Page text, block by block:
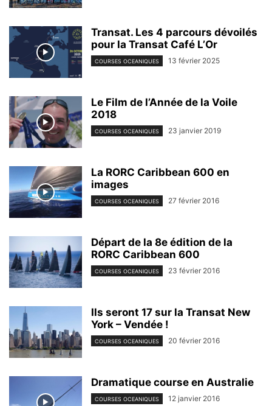
Transat. Les 4 parcours dévoilés
pour la Transat Café L’Or
COURSES OCEANIQUES 13 février 2025
Le Film de l’Année de la Voile
2018
COURSES OCEANIQUES 23 janvier 2019
La RORC Caribbean 600 en
images
COURSES OCEANIQUES 27 février 2016
Départ de la 8e édition de la
RORC Caribbean 600
COURSES OCEANIQUES 23 février 2016
Ils seront 17 sur la Transat New
York – Vendée !
COURSES OCEANIQUES 20 février 2016
Dramatique course en Australie
COURSES OCEANIQUES 12 janvier 2016